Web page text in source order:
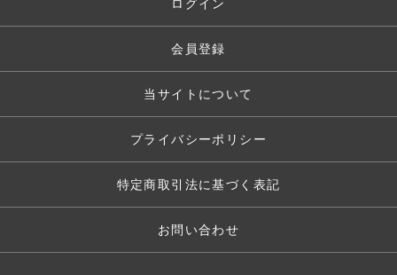
会員登録
当サイトについて
プライバシーポリシー
特定商取引法に基づく表記
お問い合わせ